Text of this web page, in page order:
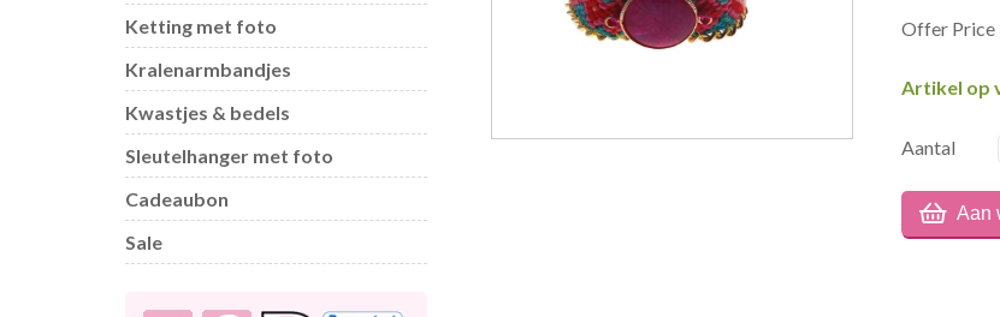
Ketting met foto
Kralenarmbandjes
Kwastjes & bedels
Sleutelhanger met foto
Cadeaubon
Sale
Offer Price
Artikel op
Aantal